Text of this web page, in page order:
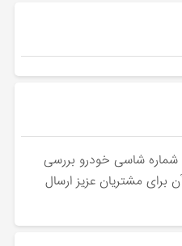
منطبق با 17 رقم شماره شاسی خودرو بررسی
برای مشتریان عزیز ارسال